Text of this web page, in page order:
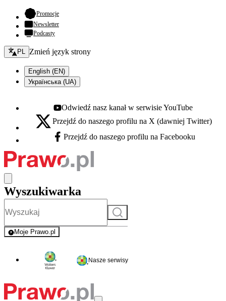
Promocje- otwiera się w nowej karcie
Newsletter
Podcasty
Zmień język - bieżący:
PL Zmień język strony
English (EN)
Українська (UA)
Youtube - otwiera się w nowej karcie
Odwiedź nasz kanał w serwisie YouTube
X - otwiera się w nowej karcie
Przejdź do naszego profilu na X (dawniej Twitter)
Facebook - otwiera się w nowej karcie
Przejdź do naszego profilu na Facebooku
Wyszukiwarka
Szukaj
Moje Prawo.pl
- rejestracja i logowanie do serwisu
Nasze serwisy